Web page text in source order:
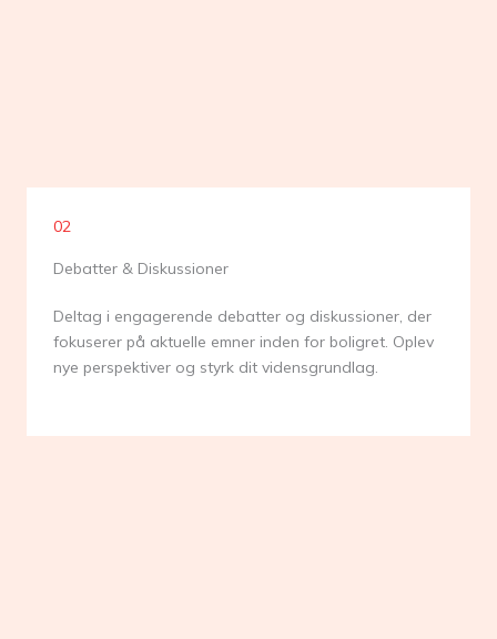
02
Debatter & Diskussioner
Deltag i engagerende debatter og diskussioner, der
fokuserer på aktuelle emner inden for boligret. Oplev
nye perspektiver og styrk dit vidensgrundlag.